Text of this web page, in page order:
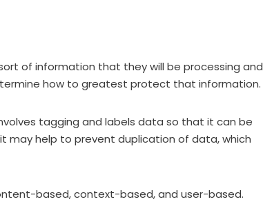
of information that they will be processing and
how to greatest protect that information.
tagging and labels data so that it can be
may help to prevent duplication of data, which
based, context-based, and user-based.